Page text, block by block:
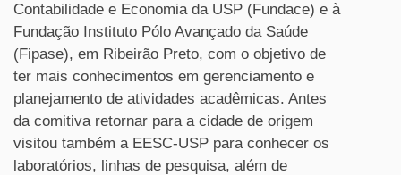
Contabilidade e Economia da USP (Fundace) e à
Fundação Instituto Pólo Avançado da Saúde
(Fipase), em Ribeirão Preto, com o objetivo de
ter mais conhecimentos em gerenciamento e
planejamento de atividades acadêmicas. Antes
da comitiva retornar para a cidade de origem
visitou também a EESC-USP para conhecer os
laboratórios, linhas de pesquisa, além de